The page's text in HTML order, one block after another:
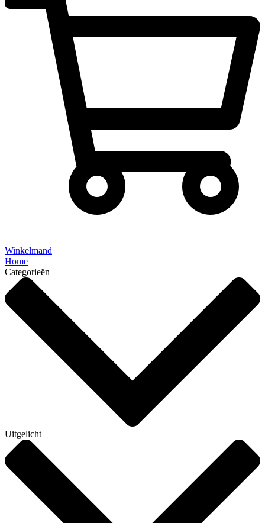
Winkelmand
Home
Categorieën
Uitgelicht